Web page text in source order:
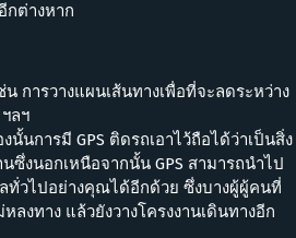
กต่างหาก
การวางแผนเส้นทางเพื่อที่จะลดระหว่าง
ลฯ
นการมี GPS ติดรถเอาไว้ถือได้ว่าเป็นสิ่ง
ซึ่งนอกเหนือจากนั้น GPS สามารถนำไป
ทั่วไปอย่างคุณได้อีกด้วย ซึ่งบางผู้ผู้คนที่
ลงทาง แล้วยังวางโครงงานเดินทางอีก